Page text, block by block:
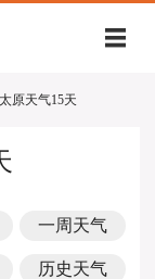
原天气15天
一周天气
历史天气